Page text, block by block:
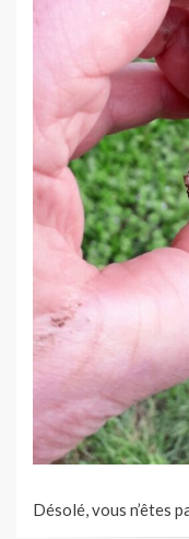
Désolé, vous n’êtes